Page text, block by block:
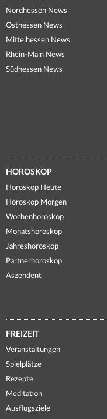
Nordhessen News
Osthessen News
Mittelhessen News
Rhein-Main News
Südhessen News
HOROSKOP
Horoskop Heute
Horoskop Morgen
Wochenhoroskop
Monatshoroskop
Jahreshoroskop
Partnerhoroskop
Aszendent
FREIZEIT
Veranstaltungen
Spielplätze
Rezepte
Meditation
Ausflugsziele